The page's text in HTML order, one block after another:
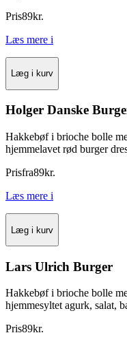
Pris89kr.
Læs mere i
Læg i kurv
Holger Danske
Hakkebøf i brioche bolle
hjemmelavet rød burger
Prisfra89kr.
Læs mere i
Læg i kurv
Lars Ulrich Burger
Hakkebøf i brioche bolle
hjemmesyltet agurk, salat,
Pris89kr.